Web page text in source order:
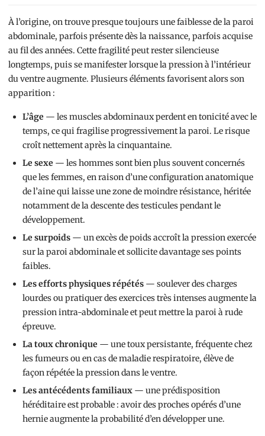
À l’origine, on trouve presque toujours une faiblesse de la paroi
abdominale, parfois présente dès la naissance, parfois acquise
au fil des années. Cette fragilité peut rester silencieuse
longtemps, puis se manifester lorsque la pression à l’intérieur
du ventre augmente. Plusieurs éléments favorisent alors son
apparition :
L’âge — les muscles abdominaux perdent en tonicité avec le
temps, ce qui fragilise progressivement la paroi. Le risque
croît nettement après la cinquantaine.
Le sexe — les hommes sont bien plus souvent concernés
que les femmes, en raison d’une configuration anatomique
de l’aine qui laisse une zone de moindre résistance, héritée
notamment de la descente des testicules pendant le
développement.
Le surpoids — un excès de poids accroît la pression exercée
sur la paroi abdominale et sollicite davantage ses points
faibles.
Les efforts physiques répétés — soulever des charges
lourdes ou pratiquer des exercices très intenses augmente la
pression intra-abdominale et peut mettre la paroi à rude
épreuve.
La toux chronique — une toux persistante, fréquente chez
les fumeurs ou en cas de maladie respiratoire, élève de
façon répétée la pression dans le ventre.
Les antécédents familiaux — une prédisposition
héréditaire est probable : avoir des proches opérés d’une
hernie augmente la probabilité d’en développer une.